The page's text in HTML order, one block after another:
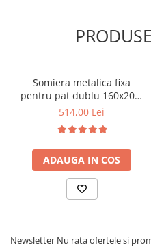
Somiera metalica fixa
pentru pat dublu 160x200,
6 picioare, 32 lamele lemn
saltea ferm, negru
514,00 Lei
ADAUGA IN COS
Newsletter Nu rata ofertele si